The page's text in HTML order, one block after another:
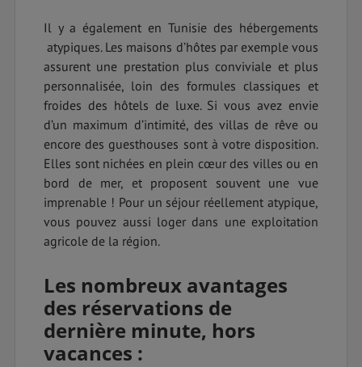
Il y a également en Tunisie des hébergements
atypiques. Les maisons d’hôtes par exemple vous
assurent une prestation plus conviviale et plus
personnalisée, loin des formules classiques et
froides des hôtels de luxe. Si vous avez envie
d’un maximum d’intimité, des villas de rêve ou
encore des guesthouses sont à votre disposition.
Elles sont nichées en plein cœur des villes ou en
bord de mer, et proposent souvent une vue
imprenable ! Pour un séjour réellement atypique,
vous pouvez aussi loger dans une exploitation
agricole de la région.
Les nombreux avantages
des réservations de
dernière minute, hors
vacances :